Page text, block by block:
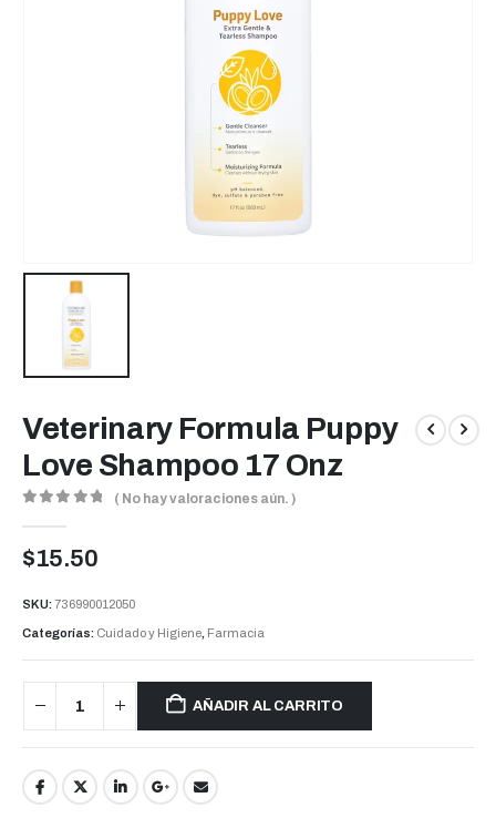
Veterinary Formula Puppy
Love Shampoo 17 Onz
( No hay valoraciones aún. )
$15.50
SKU:736990012050
Categorías: Cuidado y Higiene, Farmacia
AÑADIR AL CARRITO